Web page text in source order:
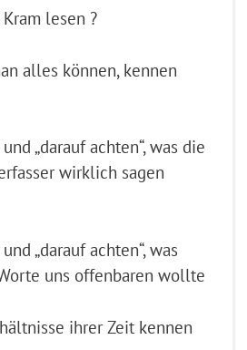
lesen ?
alles können, kennen
„darauf achten“, was die
wirklich sagen
„darauf achten“, was
uns offenbaren wollte
ihrer Zeit kennen